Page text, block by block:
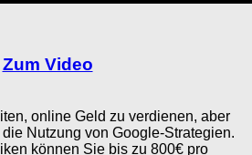
Zum Video
online Geld zu verdienen, aber
Nutzung von Google-Strategien.
können Sie bis zu 800€ pro